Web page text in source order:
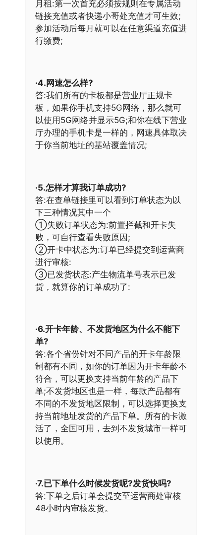
月租:第一次首充必须按规则在专属活动
链接充值或者快递小哥处充值才可生效;
参加活动后每月就可以在任意渠道充值进
行缴费;
·4.网速怎么样?
答:我们所有的卡板都是营业厅正规卡
板，如果你手机支持5G网络，那么就可
以使用5G网络并显示5G;和你在线下营业
厅办理的手机卡是一样的，网速具体取决
于你当前地址的基站覆盖情况;
·5.怎样才算我订单成功?
答:在查单链接里可以看到订单状态为以
下三种情况其中一个
①失败订单状态为:前置拦截和开卡失
败，可自行查看失败原因;
②开卡中状态为:订单已经提交到运营商
进行审核:
③已发货状态:产生物流单号表示已发
货，就算你的订单成功了:
·6.开卡年龄、不发货地区为什么不能下
单?
答:各个省份针对不同产品的开卡年龄限
制都有不同，如你的订单因为开卡年龄不
符合，可以更换支持当前年龄的产品下
单;不发货地区也是一样，每款产品都有
不同的不发货地区限制，可以选择更换支
持当前地址发货的产品下单。所有的卡激
活了，全国可用，去到不发货城市一样可
以使用。
·7.已下单什么时候发货呢?发货快吗?
答:下单之后订单会提交至运营商处审核
48小时内审核发货。